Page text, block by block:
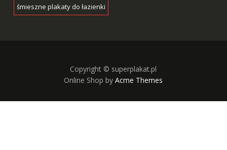
śmieszne plakaty do łazienki
Copyright © superplakat.pl
Online Shop byAcme Themes